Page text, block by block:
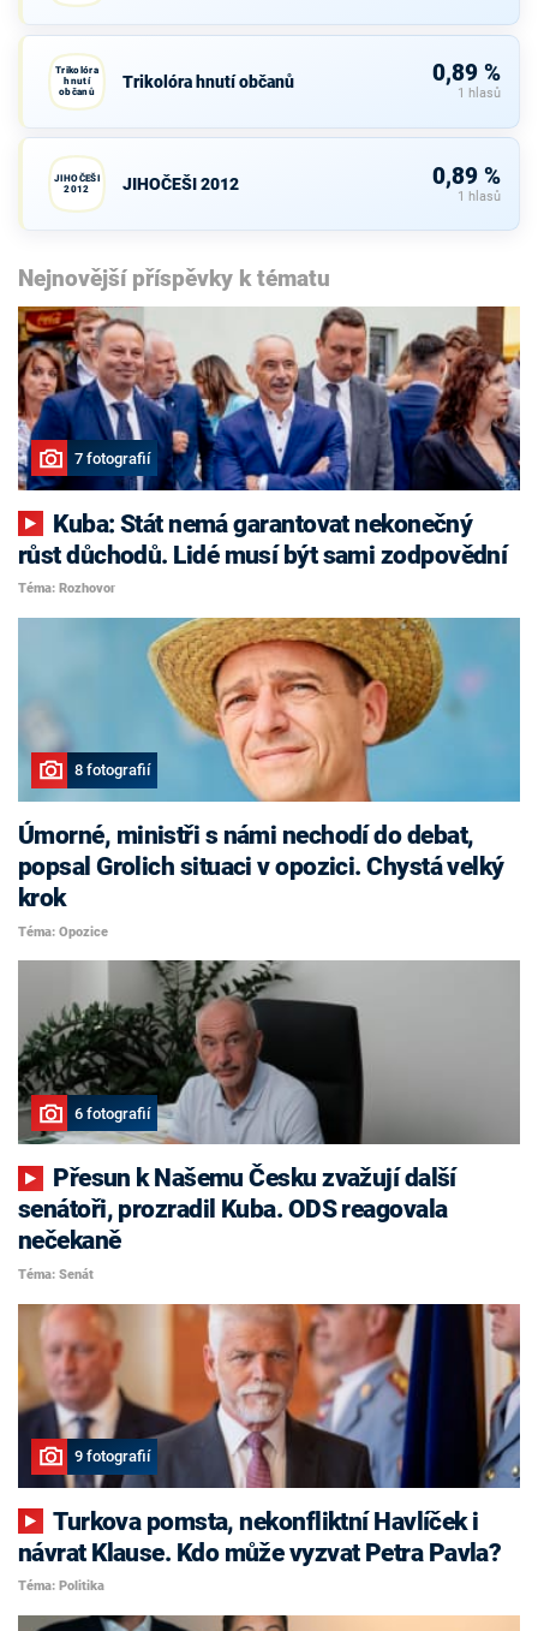
Trikolóra
hnutí
občanů
Trikolóra hnutí občanů 0,89 %
1 hlasů
JIHOČEŠI
2012
JIHOČEŠI 2012 0,89 %
1 hlasů
Nejnovější příspěvky k tématu
7 fotografií
růst důchodů. Lidé musí být sami zodpovědní
Téma: Rozhovor
8 fotografií
Úmorné, ministři s námi nechodí do debat,
popsal Grolich situaci v opozici. Chystá velký
krok
Téma: Opozice
6 fotografií
senátoři, prozradil Kuba. ODS reagovala
nečekaně
Téma: Senát
9 fotografií
Turkova pomsta, nekonfliktní Havlíček i
návrat Klause. Kdo může vyzvat Petra Pavla?
Téma: Politika